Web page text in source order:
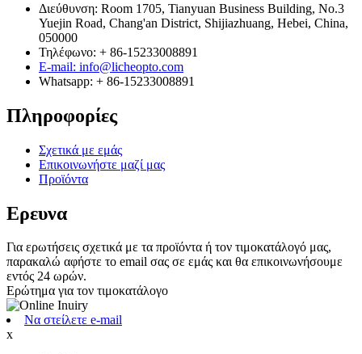
Διεύθυνση: Room 1705, Tianyuan Business Building, No.3
Yuejin Road, Chang'an District, Shijiazhuang, Hebei, China,
050000
Τηλέφωνο: + 86-15233008891
E-mail: info@licheopto.com
Whatsapp: + 86-15233008891
Πληροφορίες
Σχετικά με εμάς
Επικοινωνήστε μαζί μας
Προϊόντα
Ερευνα
Για ερωτήσεις σχετικά με τα προϊόντα ή τον τιμοκατάλογό μας,
παρακαλώ αφήστε το email σας σε εμάς και θα επικοινωνήσουμε
εντός 24 ωρών.
Ερώτημα για τον τιμοκατάλογο
Να στείλετε e-mail
x